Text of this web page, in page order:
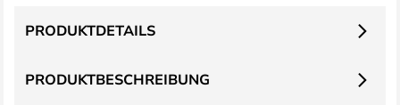
PRODUKTBESCHREIBUNG
PRODUKTDETAILS